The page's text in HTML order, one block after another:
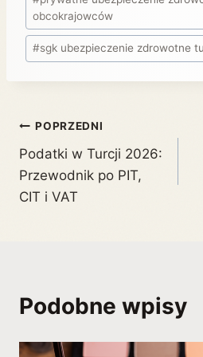
obcokrajowców
#sgk ubezpieczenie zdrowotne
POPRZEDNI
Podatki w Turcji 2026:
Przewodnik po PIT,
CIT i VAT
Podobne wpisy